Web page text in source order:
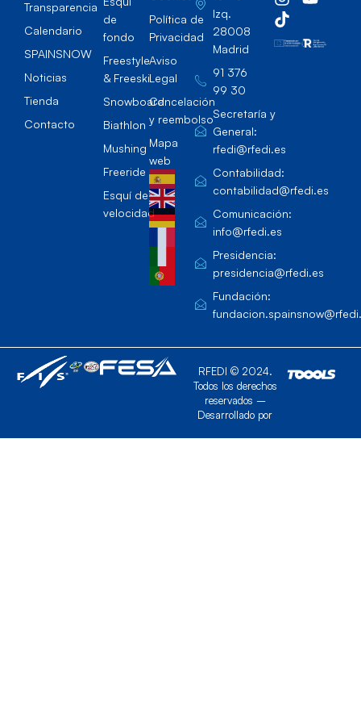
Transparencia
Calendario
SPAINSNOW
Noticias
Tienda
Contacto
de
fondo
Freestyle
& Freeski
Snowboard
Biathlon
Mushing
Freeride
Esquí de
velocidad
Política de
Privacidad
Aviso
Legal
Cancelación
y reembolso
Mapa
web
Izq.
28008
Madrid
91 376
99 30
Secretaría y
General:
rfedi@rfedi.es
Contabilidad:
contabilidad@rfedi.es
Comunicación:
info@rfedi.es
Presidencia:
presidencia@rfedi.es
Fundación:
RFEDI © 2024.
Todos los derechos
reservados –
Desarrollado por